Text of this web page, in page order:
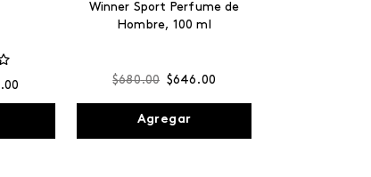
.00
Winner Sport Perfume de
Hombre, 100 ml
$680.00 $646 .00
Agregar